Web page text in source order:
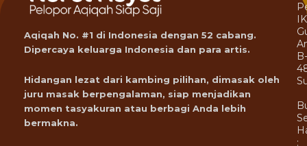
Aqiqah No. #1 di Indonesia dengan 52 cabang.
Dipercaya keluarga Indonesia dan para artis.
Hidangan lezat dari kambing pilihan, dimasak oleh
juru masak berpengalaman, siap menjadikan
momen tasyakuran atau berbagi Anda lebih
bermakna.
B-
: